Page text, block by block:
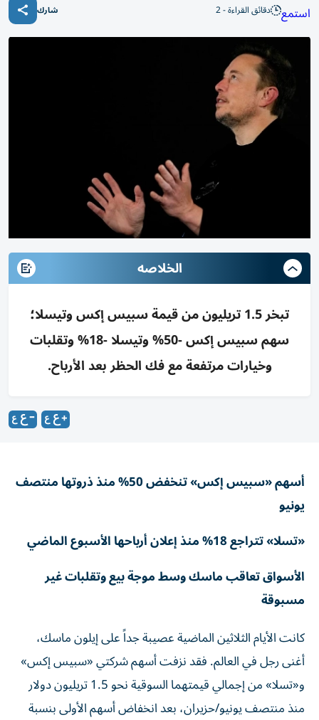
استمع دقائق القراءة - 2 شارك
الخلاصه
تبخر 1.5 تريليون من قيمة سبيس إكس وتيسلا؛
سهم سبيس إكس -50% وتيسلا -18% وتقلبات
وخيارات مرتفعة مع فك الحظر بعد الأرباح.
يونيو
الأسواق تعاقب ماسك وسط موجة بيع وتقلبات غير
مسبوقة
كانت الأيام الثلاثين الماضية عصيبة جداً على إيلون ماسك،
أغنى رجل في العالم. فقد نزفت أسهم شركتي «سبيس إكس»
و«تسلا» من إجمالي قيمتهما السوقية نحو 1.5 تريليون دولار
منذ منتصف يونيو/حزيران، بعد انخفاض أسهم الأولى بنسبة